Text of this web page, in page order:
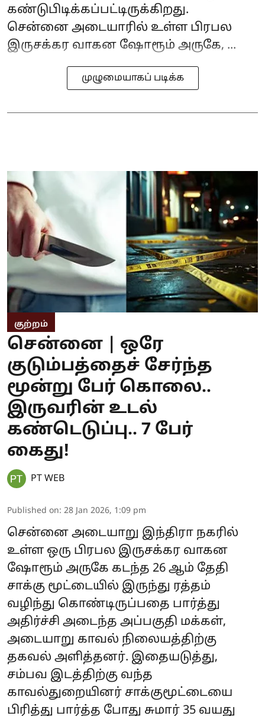
கண்டுபிடிக்கப்பட்டிருக்கிறது.
சென்னை அடையாரில் உள்ள பிரபல
இருசக்கர வாகன ஷோரூம் அருகே, ...
முழுமையாகப் படிக்க
குற்றம்
சென்னை | ஒரே
குடும்பத்தைச் சேர்ந்த
மூன்று பேர் கொலை..
இருவரின் உடல்
கண்டெடுப்பு.. 7 பேர்
கைது!
PT WEB
Published on: 28 Jan 2026, 1:09 pm
சென்னை அடையாறு இந்திரா நகரில்
உள்ள ஒரு பிரபல இருசக்கர வாகன
ஷோரூம் அருகே கடந்த 26 ஆம் தேதி
சாக்கு மூட்டையில் இருந்து ரத்தம்
வழிந்து கொண்டிருப்பதை பார்த்து
அதிர்ச்சி அடைந்த அப்பகுதி மக்கள்,
அடையாறு காவல் நிலையத்திற்கு
தகவல் அளித்தனர். இதையடுத்து,
சம்பவ இடத்திற்கு வந்த
காவல்துறையினர் சாக்குமூட்டையை
பிரித்து பார்த்த போது சுமார் 35 வயது